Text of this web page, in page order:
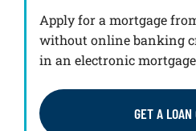
Apply for a mortgage
without online banking
in an electronic
GET A LOAN